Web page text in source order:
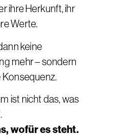
ihre Herkunft, ihr
Werte.
keine
mehr – sondern
Konsequenz.
ist nicht das, was
wofür es steht.